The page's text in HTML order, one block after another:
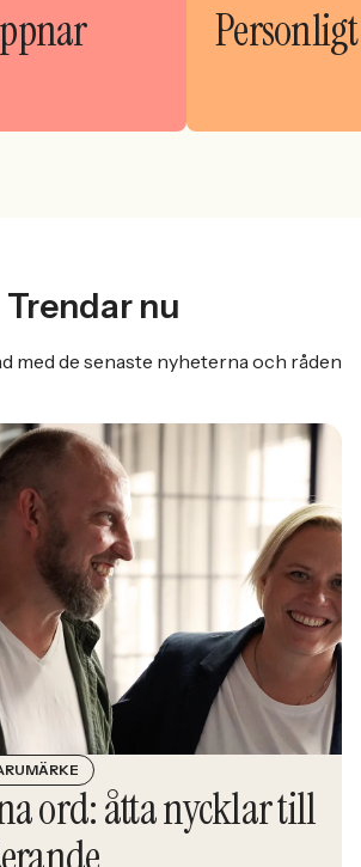
Trendar nu
med de senaste nyheterna och råden
ord: åtta nycklar till